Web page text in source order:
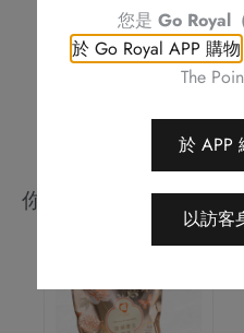
Royal Delights by Royal
此優惠之權利，恕不另行通知
如有任何爭議，Royal Delights
你可能會喜歡
您是 Go Royal
於 Go Royal APP 購物
The
於 APP
以訪客